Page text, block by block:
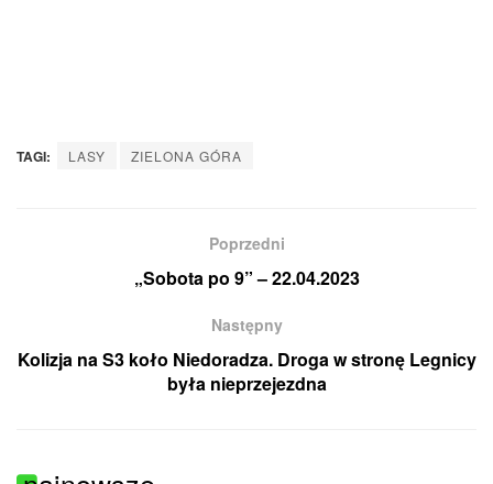
TAGI: LASY ZIELONA GÓRA
Poprzedni
„Sobota po 9” – 22.04.2023
Następny
Kolizja na S3 koło Niedoradza. Droga w stronę Legnicy
była nieprzejezdna